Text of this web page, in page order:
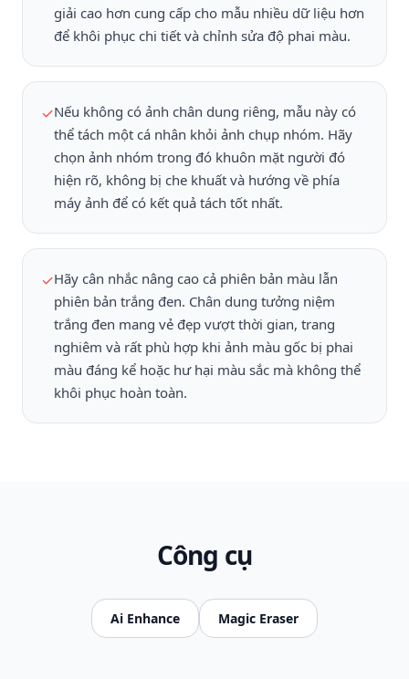
giải cao hơn cung cấp cho mẫu nhiều dữ liệu hơn
để khôi phục chi tiết và chỉnh sửa độ phai màu.
✓Nếu không có ảnh chân dung riêng, mẫu này có
thể tách một cá nhân khỏi ảnh chụp nhóm. Hãy
chọn ảnh nhóm trong đó khuôn mặt người đó
hiện rõ, không bị che khuất và hướng về phía
máy ảnh để có kết quả tách tốt nhất.
✓Hãy cân nhắc nâng cao cả phiên bản màu lẫn
phiên bản trắng đen. Chân dung tưởng niệm
trắng đen mang vẻ đẹp vượt thời gian, trang
nghiêm và rất phù hợp khi ảnh màu gốc bị phai
màu đáng kể hoặc hư hại màu sắc mà không thể
khôi phục hoàn toàn.
Công cụ
Ai Enhance Magic Eraser